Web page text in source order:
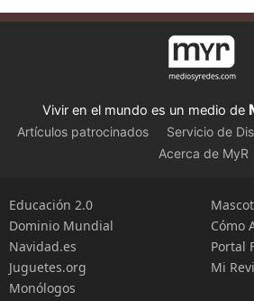
Vivir en el mundo es un medio de
Artículos patrocinados Servicio de
Acerca de MyR
Educación 2.0
Dominio Mundial
Navidad.es
Juguetes.org
Monólogos
Cómo
Portal
Mi